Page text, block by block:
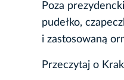
Poza
pudełko,
i zastosowaną
Przeczytaj o